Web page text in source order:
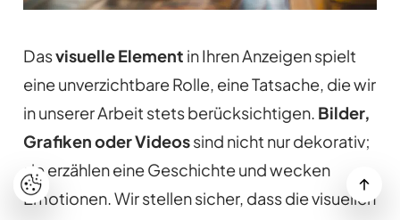
Dasvisuelle Element in Ihren Anzeigen spielt
eine unverzichtbare Rolle, eine Tatsache, die wir
in unserer Arbeit stets berücksichtigen. Bilder,
Grafiken oder Videossind nicht nur dekorativ;
sie erzählen eine Geschichte und wecken
Emotionen. Wir stellen sicher, dass die visuellen